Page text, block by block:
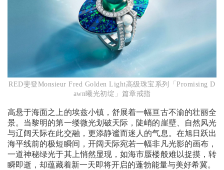
RED斐登Monsieur Fred Golden Light高级珠宝系列「Promising D
awn曦光初绽」篇章戒指
高悬于海面之上的埃兹小镇，舒展着一幅亘古不渝的壮丽全
景。当黎明的第一缕微光划破天际，陡峭的崖壁、自然风光
与辽阔天际在此交融，更添静谧而迷人的气息。在旭日跃出
海平线前的极短瞬间，开阔天际宛若一幅非凡光影的画布，
一道神秘绿光于其上悄然显现，如海市蜃楼般难以捉摸，转
瞬即逝，却蕴藏着新一天即将开启的蓬勃能量与美好希冀。